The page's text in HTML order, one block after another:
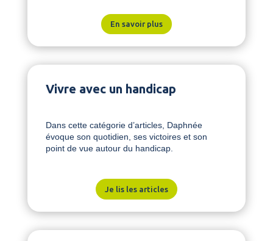
En savoir plus
Vivre avec un handicap
Dans cette catégorie d’articles, Daphnée
évoque son quotidien, ses victoires et son
point de vue autour du handicap.
Je lis les articles